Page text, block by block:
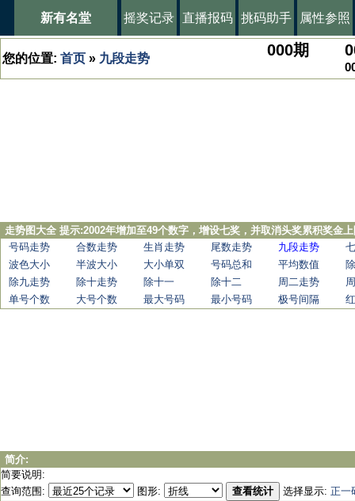
新有名堂 摇奖记录 直播报码 挑码助手 属性参照
您的位置: 首页 » 九段走势 000期
走势图大全 提示:2002年增加至49个数字，增设七奖，并取消头奖累积奖金
号码走势
合数走势 生肖走势 尾数走势 九段走势
波色大小
半波大小 大小单双 号码总和 平均数值
除九走势
除十走势 除十一 除十二 周二走势
单号个数
大号个数 最大号码 最小号码 极号间隔
简介:
简要说明:
查询范围:
图形: 查看统计 选择显示: 正一